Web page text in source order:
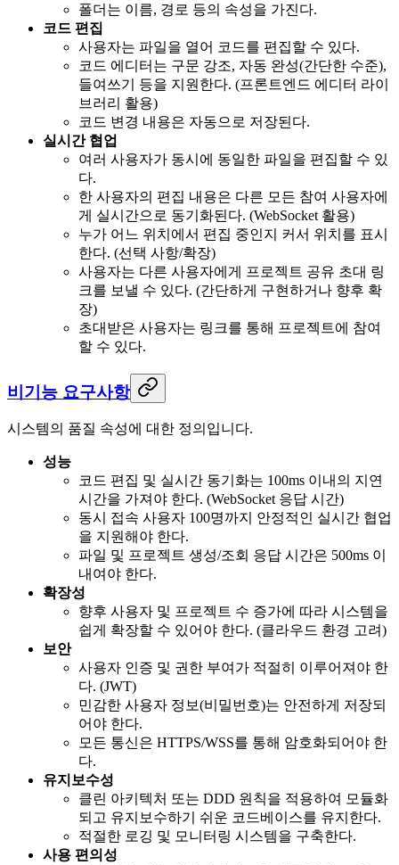
폴더는 이름, 경로 등의 속성을 가진다.
코드 편집
사용자는 파일을 열어 코드를 편집할 수 있다.
코드 에디터는 구문 강조, 자동 완성(간단한 수준),
들여쓰기 등을 지원한다. (프론트엔드 에디터 라이
브러리 활용)
코드 변경 내용은 자동으로 저장된다.
실시간 협업
여러 사용자가 동시에 동일한 파일을 편집할 수 있
다.
한 사용자의 편집 내용은 다른 모든 참여 사용자에
게 실시간으로 동기화된다. (WebSocket 활용)
누가 어느 위치에서 편집 중인지 커서 위치를 표시
한다. (선택 사항/확장)
사용자는 다른 사용자에게 프로젝트 공유 초대 링
크를 보낼 수 있다. (간단하게 구현하거나 향후 확
장)
초대받은 사용자는 링크를 통해 프로젝트에 참여
할 수 있다.
비기능 요구사항
시스템의 품질 속성에 대한 정의입니다.
성능
코드 편집 및 실시간 동기화는 100ms 이내의 지연
시간을 가져야 한다. (WebSocket 응답 시간)
동시 접속 사용자 100명까지 안정적인 실시간 협업
을 지원해야 한다.
파일 및 프로젝트 생성/조회 응답 시간은 500ms 이
내여야 한다.
확장성
향후 사용자 및 프로젝트 수 증가에 따라 시스템을
쉽게 확장할 수 있어야 한다. (클라우드 환경 고려)
보안
사용자 인증 및 권한 부여가 적절히 이루어져야 한
다. (JWT)
민감한 사용자 정보(비밀번호)는 안전하게 저장되
어야 한다.
모든 통신은 HTTPS/WSS를 통해 암호화되어야 한
다.
유지보수성
클린 아키텍처 또는 DDD 원칙을 적용하여 모듈화
되고 유지보수하기 쉬운 코드베이스를 유지한다.
적절한 로깅 및 모니터링 시스템을 구축한다.
사용 편의성